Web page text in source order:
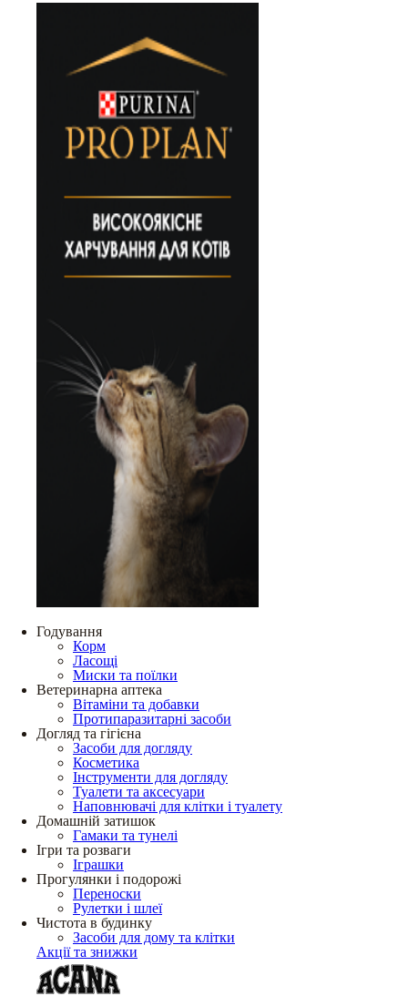
Годування
Корм
Ласощі
Миски та поїлки
Ветеринарна аптека
Вітаміни та добавки
Протипаразитарні засоби
Догляд та гігієна
Засоби для догляду
Косметика
Інструменти для догляду
Туалети та аксесуари
Наповнювачі для клітки і туалету
Домашній затишок
Гамаки та тунелі
Ігри та розваги
Іграшки
Прогулянки і подорожі
Переноски
Рулетки і шлеї
Чистота в будинку
Засоби для дому та клітки
Акції та знижки